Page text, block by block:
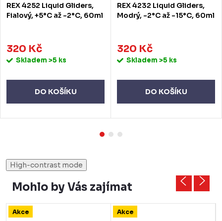
REX 4252 Liquid Gliders,
Fialový, +5°C až -2°C, 60ml
320 Kč
Skladem >5 ks
DO KOŠÍKU
REX 4232 Liquid Gliders,
Modrý, -2°C až -15°C, 60ml
320 Kč
Skladem >5 ks
DO KOŠÍKU
High-contrast mode
Mohlo by Vás zajímat
Akce Akce